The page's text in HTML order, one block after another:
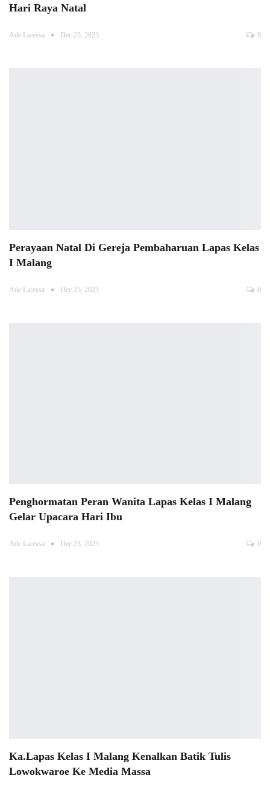
Hari Raya Natal
Ade Laressa Dec 25, 2023 0
Perayaan Natal Di Gereja Pembaharuan Lapas Kelas
I Malang
Ade Laressa Dec 25, 2023 0
Penghormatan Peran Wanita Lapas Kelas I Malang
Gelar Upacara Hari Ibu
Ade Laressa Dec 23, 2023 0
Ka.Lapas Kelas I Malang Kenalkan Batik Tulis
Lowokwaroe Ke Media Massa